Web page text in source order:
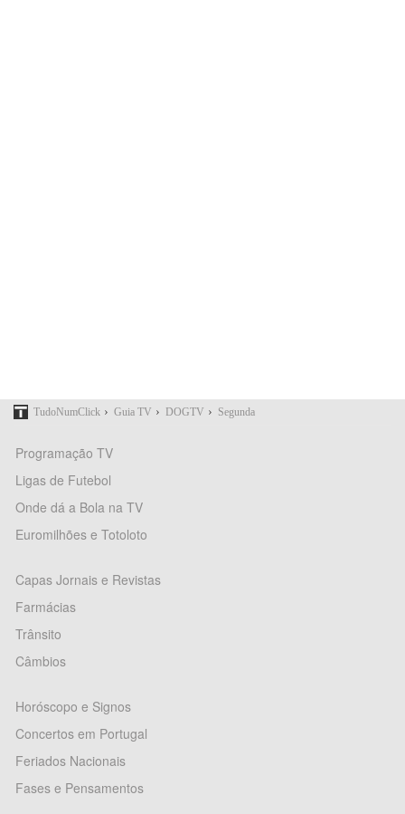
TudoNumClick › Guia TV › DOGTV › Segunda
Programação TV
Ligas de Futebol
Onde dá a Bola na TV
Euromilhões e Totoloto
Capas Jornais e Revistas
Farmácias
Trânsito
Câmbios
Horóscopo e Signos
Concertos em Portugal
Feriados Nacionais
Fases e Pensamentos